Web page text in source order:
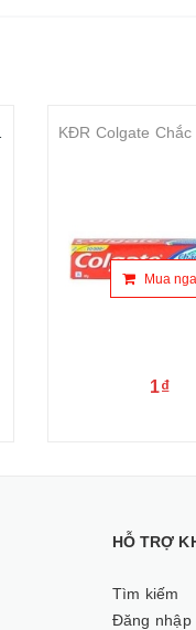
Mua
1₫
HỖ TRỢ
Tìm kiếm
Đăng nhập